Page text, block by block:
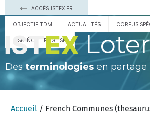
ACCÈS ISTEX.FR
OBJECTIF TDM ACTUALITÉS CORPUS
ESPAÑOL ENGLISH
Des terminologies en partage
Accueil / French Communes